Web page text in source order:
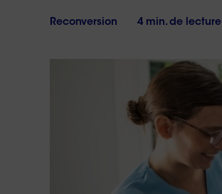
?
Reconversion 4 min. de lecture